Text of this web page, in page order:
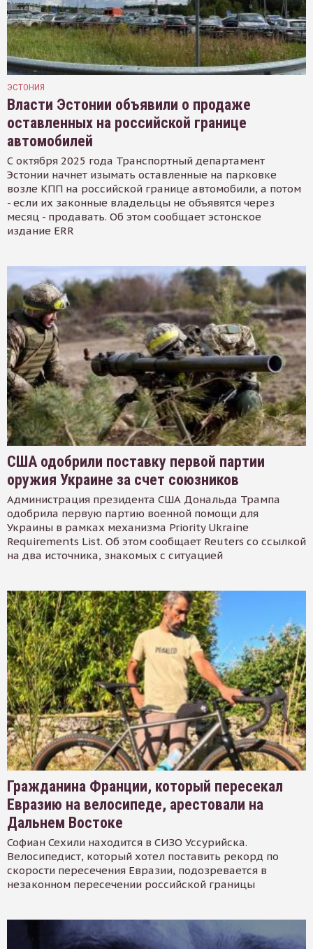
ЭСТОНИЯ
Власти Эстонии объявили о продаже
оставленных на российской границе
автомобилей
С октября 2025 года Транспортный департамент
Эстонии начнет изымать оставленные на парковке
возле КПП на российской границе автомобили, а потом
- если их законные владельцы не объявятся через
месяц - продавать. Об этом сообщает эстонское
издание ERR
США одобрили поставку первой партии
оружия Украине за счет союзников
Администрация президента США Дональда Трампа
одобрила первую партию военной помощи для
Украины в рамках механизма Priority Ukraine
Requirements List. Об этом сообщает Reuters со ссылкой
на два источника, знакомых с ситуацией
Гражданина Франции, который пересекал
Евразию на велосипеде, арестовали на
Дальнем Востоке
Софиан Сехили находится в СИЗО Уссурийска.
Велосипедист, который хотел поставить рекорд по
скорости пересечения Евразии, подозревается в
незаконном пересечении российской границы